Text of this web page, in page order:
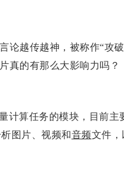
越传越神，被称作“攻
真的有那么大影响力吗？
计算任务的模块，目前主
图片、视频和音频文件，